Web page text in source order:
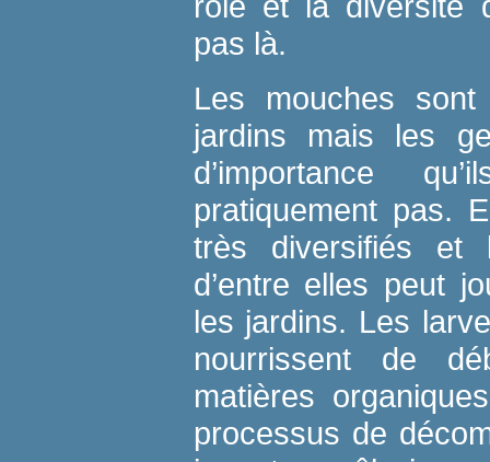
pas là.
Les mouches
jardins mais les
d’importance
pratiquement pas.
très diversifiés et
d’entre elles peut
les jardins. Les
nourrissent de
matières
processus de